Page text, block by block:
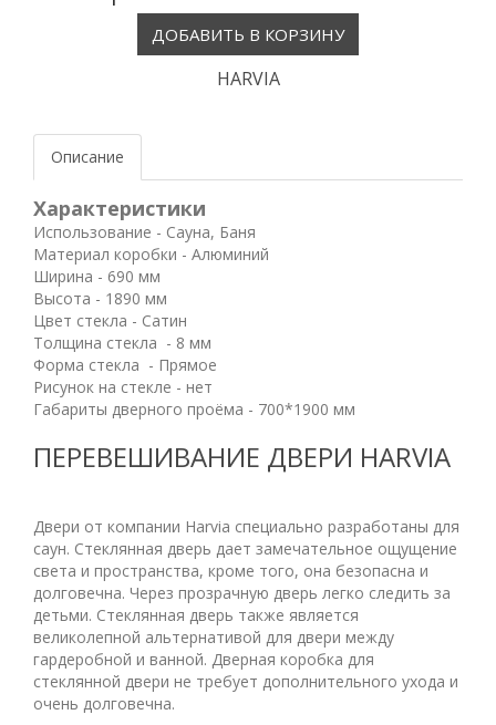
HARVIA
Описание
Характеристики
Использование - Сауна, Баня
Материал коробки - Алюминий
Ширина - 690 мм
Высота - 1890 мм
Цвет стекла - Сатин
Толщина стекла - 8 мм
Форма стекла - Прямое
Рисунок на стекле - нет
Габариты дверного проёма - 700*1900 мм
ПЕРЕВЕШИВАНИЕ ДВЕРИ HARVIA
Двери от компании Harvia специально разработаны для
саун. Стеклянная дверь дает замечательное ощущение
света и пространства, кроме того, она безопасна и
долговечна. Через прозрачную дверь легко следить за
детьми. Стеклянная дверь также является
великолепной альтернативой для двери между
гардеробной и ванной. Дверная коробка для
стеклянной двери не требует дополнительного ухода и
очень долговечна.